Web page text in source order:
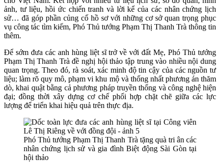
ảnh, tư liệu, hồi ức chiến tranh và lời kể của các nhân chứng lịch
sử… đã góp phần củng cố hồ sơ với những cơ sở quan trọng phục
vụ công tác tìm kiếm, Phó Thủ tướng Phạm Thị Thanh Trà thông tin
thêm.
Để sớm đưa các anh hùng liệt sĩ trở về với đất Mẹ, Phó Thủ tướng
Phạm Thị Thanh Trà đề nghị hội thảo tập trung vào nhiều nội dung
quan trọng. Theo đó, rà soát, xác minh độ tin cậy của các nguồn tư
liệu; làm rõ quy mô, phạm vi khu mộ và thống nhất phương án thăm
dò, khai quật bằng cả phương pháp truyền thống và công nghệ hiện
đại; đồng thời xây dựng cơ chế phối hợp chặt chẽ giữa các lực
lượng để triển khai hiệu quả trên thực địa.
Phó Thủ tướng Phạm Thị Thanh Trà tặng quà tri ân các
nhân chứng lịch sử và gia đình Biệt động Sài Gòn tại
hội thảo